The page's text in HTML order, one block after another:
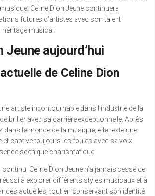
Celine Dion Jeune continuera
futures d’artistes avec son talent
musical.
Jeune aujourd’hui
de Celine Dion
artiste incontournable dans l’industrie de la
briller avec sa carrière exceptionnelle. Après
dans le monde de la musique, elle reste une
et captive toujours les foules avec sa voix
scénique charismatique.
Celine Dion Jeune n’a jamais cessé de
réussi à explorer différents styles musicaux et à
actuelles, tout en conservant son identité